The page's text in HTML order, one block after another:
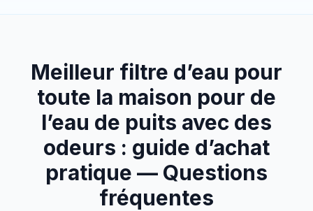
Meilleur filtre d’eau pour
toute la maison pour de
l’eau de puits avec des
odeurs : guide d’achat
pratique — Questions
fréquentes